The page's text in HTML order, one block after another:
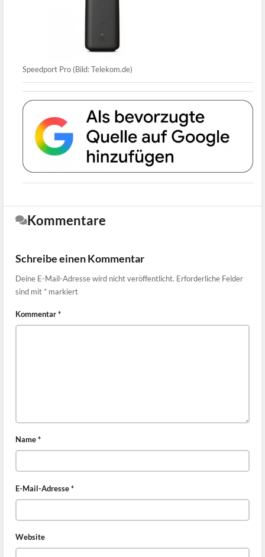
Speedport Pro (Bild: Telekom.de)
Kommentare
Schreibe einen Kommentar
Deine E-Mail-Adresse wird nicht veröffentlicht. Erforderliche Felder
sind mit * markiert
Kommentar*
Name*
E-Mail-Adresse*
Website